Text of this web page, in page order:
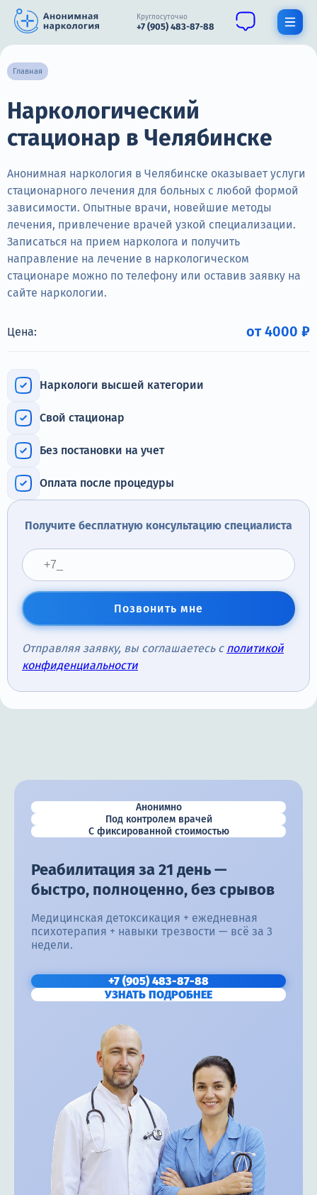
Круглосуточно
+7 (905) 483-87-88
О нас
Наркомания
Нарколог
Стационар
Психиатрия
Цены
+7 (905) 483-87-88
Адрес call-центра
Челябинск, улица Горького, 24
Главная
Наркологический
стационар в Челябинске
Анонимная наркология в Челябинске оказывает услуги
стационарного лечения для больных с любой формой
зависимости. Опытные врачи, новейшие методы
лечения, привлечение врачей узкой специализации.
Записаться на прием нарколога и получить
направление на лечение в наркологическом
стационаре можно по телефону или оставив заявку на
сайте наркологии.
Цена: от 4000 ₽
Наркологи высшей категории
Свой стационар
Без постановки на учет
Оплата после процедуры
Получите бесплатную консультацию специалиста
Позвонить мне
Отправляя заявку, вы соглашаетесь с политикой
конфиденциальности
Анонимно
Под контролем врачей
С фиксированной стоимостью
Реабилитация за 21 день —
быстро, полноценно, без срывов
Медицинская детоксикация + ежедневная
психотерапия + навыки трезвости — всё за 3
недели.
+7 (905) 483-87-88
УЗНАТЬ ПОДРОБНЕЕ